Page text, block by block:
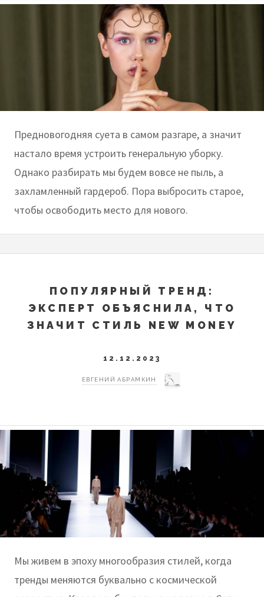
Предновогодняя суета в самом разгаре, а значит
настало время устроить генеральную уборку.
Однако разбирать мы будем вовсе не пыль, а
захламленный гардероб. Пора выбросить старое,
чтобы освободить место для нового.
ПОПУЛЯРНЫЙ ТРЕНД:
ЭКСПЕРТ ОБЪЯСНИЛА, ЧТО
ЗНАЧИТ СТИЛЬ NEW MONEY
12.12.2023
ЕВГЕНИЙ АБРАМКИН
Мы живем в эпоху многообразия стилей, когда
тренды меняются буквально с космической